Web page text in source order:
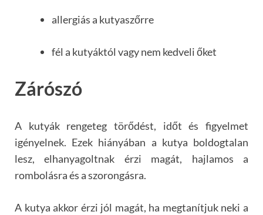
allergiás a kutyaszőrre
fél a kutyáktól vagy nem kedveli őket
Zárószó
A kutyák rengeteg törődést, időt és figyelmet
igényelnek. Ezek hiányában a kutya boldogtalan
lesz, elhanyagoltnak érzi magát, hajlamos a
rombolásra és a szorongásra.
A kutya akkor érzi jól magát, ha megtanítjuk neki a